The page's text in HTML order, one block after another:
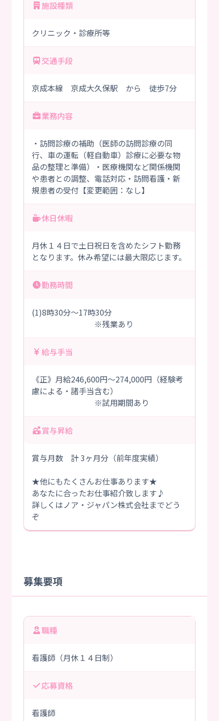
施設種類
クリニック・診療所等
交通手段
京成本線 京成大久保駅 から 徒歩7分
業務内容
・訪問診療の補助（医師の訪問診療の同
行、車の運転（軽自動車）診療に必要な物
品の整理と準備）・医療機関など関係機関
や患者との調整、電話対応・訪問看護・新
規患者の受付【変更範囲：なし】
休日休暇
月休１４日で土日祝日を含めたシフト勤務
となります。休み希望には最大限応じます。
勤務時間
(1)8時30分～17時30分
※残業あり
給与手当
《正》月給246,600円～274,000円（経験考
慮による・諸手当含む）
※試用期間あり
賞与昇給
賞与月数 計 3ヶ月分（前年度実績）
★他にもたくさんお仕事あります★
あなたに合ったお仕事紹介致します♪
詳しくはノア・ジャパン株式会社までどう
ぞ
募集要項
職種
看護師（月休１４日制）
応募資格
看護師